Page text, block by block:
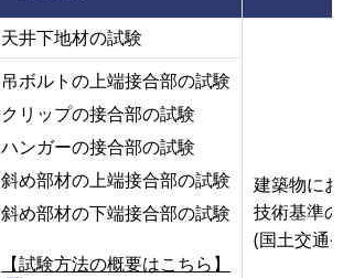
天井下地材の試験
建築物に
技術基準
(国土交通
吊ボルトの上端接合部の試験
クリップの接合部の試験
ハンガーの接合部の試験
斜め部材の上端接合部の試験
斜め部材の下端接合部の試験
【試験方法の概要はこちら】